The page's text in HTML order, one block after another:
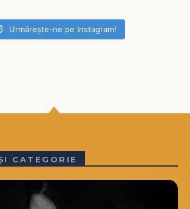
Urmărește-ne pe Instagram!
CATEGORIE